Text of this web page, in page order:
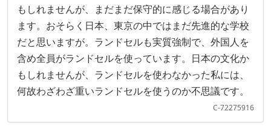
もしれませんが、まだまだ保守的に感じる場合があり
ます。おそらく日本、東京の中ではまだ先進的な学校
だと思いますが。ランドセルも実質強制で、外国人を
含め全員がランドセルを使っています。日本の文化か
もしれませんが、ランドセルを使わなかった私には、
何故わざわざ重いランドセルを使うのか不思議です。
C-72275916